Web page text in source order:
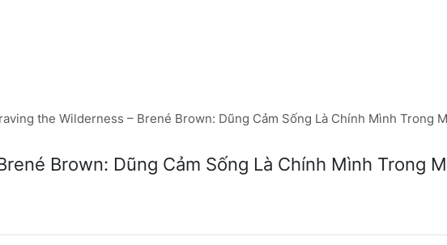
the Wilderness – Brené Brown: Dũng Cảm Sống Là Chính Mình Trong
Brown: Dũng Cảm Sống Là Chính Mình Trong